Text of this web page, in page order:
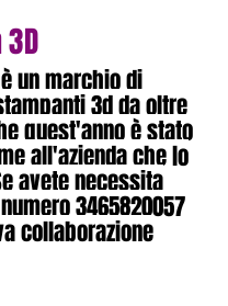
un marchio di
3d da oltre
quest'anno è stato
all'azienda che lo
avete necessita
3465820057
collaborazione